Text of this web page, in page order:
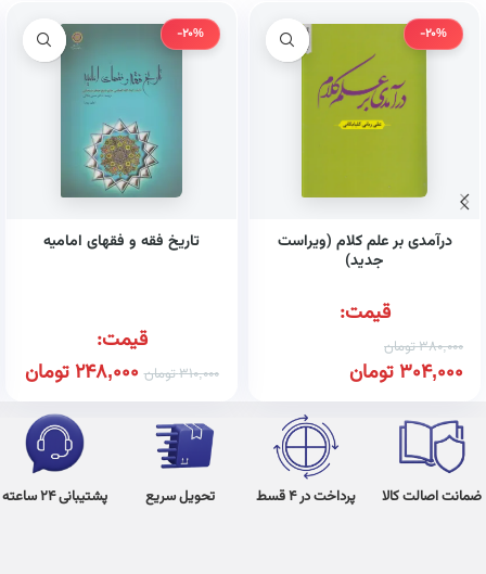
-20%
درآمدی بر علم کلام (ویراست
جدید)
قیمت:
380,000تومان
304,000تومان
-20%
تاریخ فقه و فقهای امامیه
قیمت:
310,000تومان 248,000تومان
ضمانت اصالت کالا پرداخت در 4 قسط تحویل سریع پشتیبانی 24 ساعته